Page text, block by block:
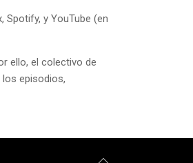
y YouTube (en
ello, el colectivo de
episodios,